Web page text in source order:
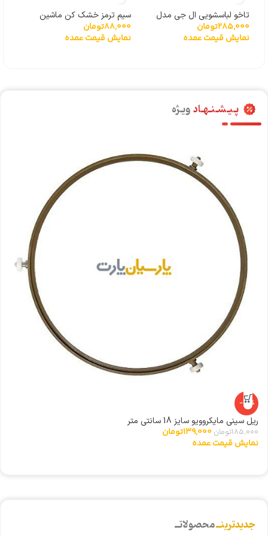
تاخو لباسشویی ال جی مدل
گیربکسی 6501KW2001A
285,000تومان
نمایش قیمت عمده
سیم ترمز خشک کن ماشین
لباسشویی
88,000تومان
نمایش قیمت عمده
پـیـشـنـهـادویـژه
-25%
ریل سینی مایکروویو سایز 18 سانتی متر
185,000تومان 139,000تومان
نمایش قیمت عمده
جدیدترینــمحصولاتــ